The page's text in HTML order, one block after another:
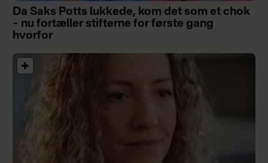
Da Saks Potts lukkede, kom det som et chok
– nu fortæller stifterne for første gang
hvorfor